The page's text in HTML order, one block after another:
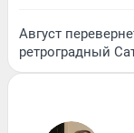
Август
ретроградный